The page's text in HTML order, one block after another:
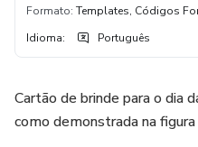
Formato: Templates, Códigos
Idioma: Português
Cartão de brinde para o dia
como demonstrada na